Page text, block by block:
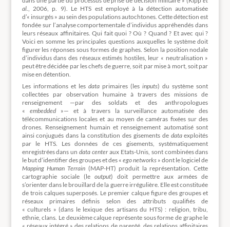
al., 2006, p. 9). Le HTS est employé à la détection automatisée
d’« insurgés » au sein des populations autochtones. Cette détection est
fondée sur l’analyse comportementale d’individus appréhendés dans
leurs réseaux affinitaires. Qui fait quoi ? Où ? Quand ? Et avec qui ?
Voici en somme les principales questions auxquelles le système doit
figurer les réponses sous formes de graphes. Selon la position nodale
d’individus dans des réseaux estimés hostiles, leur « neutralisation »
peut être décidée par les chefs de guerre, soit par mise à mort, soit par
mise en détention.
Les informations et les dataprimaires (lesinputs) du système sont
collectées par observation humaine à travers des missions de
renseignement —par des soldats et des anthropologues
« embedded »— et à travers la surveillance automatisée des
télécommunications locales et au moyen de caméras fixées sur des
drones. Renseignement humain et renseignement automatisé sont
ainsi conjugués dans la constitution des gisements de dataexploités
par le HTS. Les données de ces gisements, systématiquement
enregistrées dans undata centeraux Etats-Unis, sont combinées dans
le but d’identifier des groupes et des «ego networks » dont le logiciel de
Mapping Human Terrain (MAP-HT) produit la représentation. Cette
cartographie sociale (leoutput) doit permettre aux armées de
s’orienter dans le brouillard de la guerre irrégulière. Elle est constituée
de trois calques superposés. Le premier calque figure des groupes et
réseaux primaires définis selon des attributs qualifiés de
« culturels » (dans le lexique des artisans du HTS) : religion, tribu,
ethnie, clans. Le deuxième calque représente sous forme de graphe le